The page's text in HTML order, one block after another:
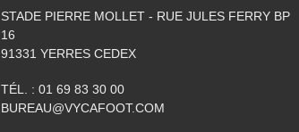
STADE PIERRE MOLLET - RUE JULES FERRY BP
16
91331 YERRES CEDEX
TÉL. : 01 69 83 30 00
BUREAU@VYCAFOOT.COM